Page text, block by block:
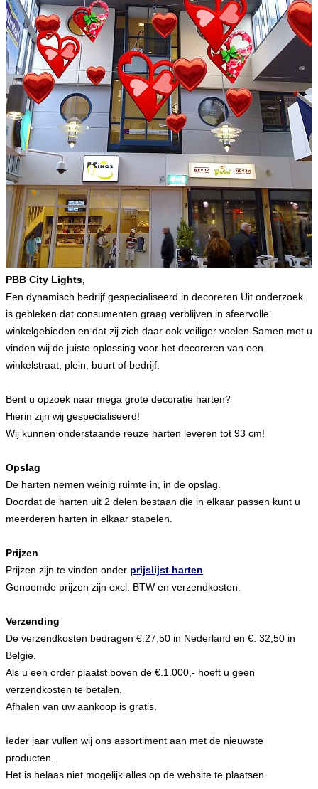
PBB City Lights,
Een dynamisch bedrijf gespecialiseerd in decoreren. Uit onderzoek
is gebleken dat consumenten graag verblijven in sfeervolle
winkelgebieden en dat zij zich daar ook veiliger voelen. Samen met u
vinden wij de juiste oplossing voor het decoreren van een
winkelstraat, plein, buurt of bedrijf.
Bent u opzoek naar mega grote decoratie harten?
Hierin zijn wij gespecialiseerd!
Wij kunnen onderstaande reuze harten leveren tot 93 cm!
Opslag
De harten nemen weinig ruimte in, in de opslag.
Doordat de harten uit 2 delen bestaan die in elkaar passen kunt u
meerderen harten in elkaar stapelen.
Prijzen
Prijzen zijn te vinden onder prijslijst harten
Genoemde prijzen zijn excl. BTW en verzendkosten.
Verzending
De verzendkosten bedragen €.27,50 in Nederland en €. 32,50 in
Belgie.
Als u een order plaatst boven de €.1.000,- hoeft u geen
verzendkosten te betalen.
Afhalen van uw aankoop is gratis.
Ieder jaar vullen wij ons assortiment aan met de nieuwste
producten.
Het is helaas niet mogelijk alles op de website te plaatsen.